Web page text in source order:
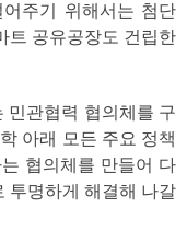
주기 위해서는 첨단
트 공유공장도 건립한
민관협력 협의체를 구
아래 모든 주요 정책
협의체를 만들어 다
투명하게 해결해 나갈